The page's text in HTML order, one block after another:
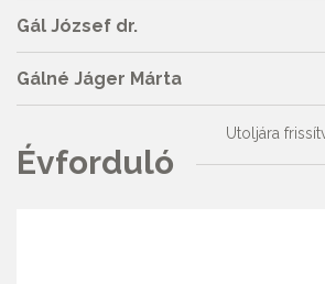
Gál József dr.
Gálné Jáger Márta
Utoljára
Évforduló